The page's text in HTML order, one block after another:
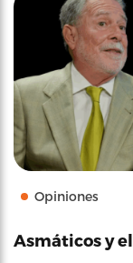
Opiniones
Asmáticos y